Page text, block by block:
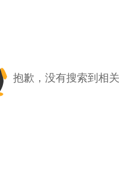
抱歉，没有搜索到相